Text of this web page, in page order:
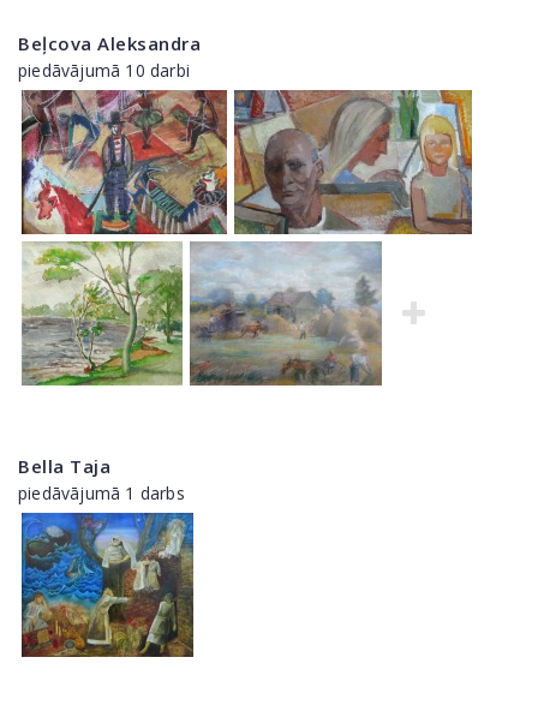
Beļcova Aleksandra
piedāvājumā 10 darbi
Bella Taja
piedāvājumā 1 darbs